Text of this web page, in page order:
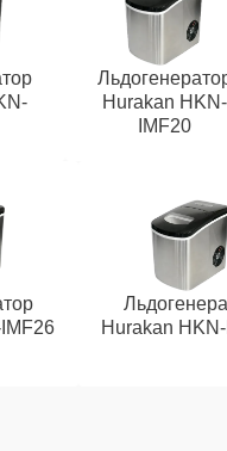
Hurakan HKN-
IMF20
Hurakan